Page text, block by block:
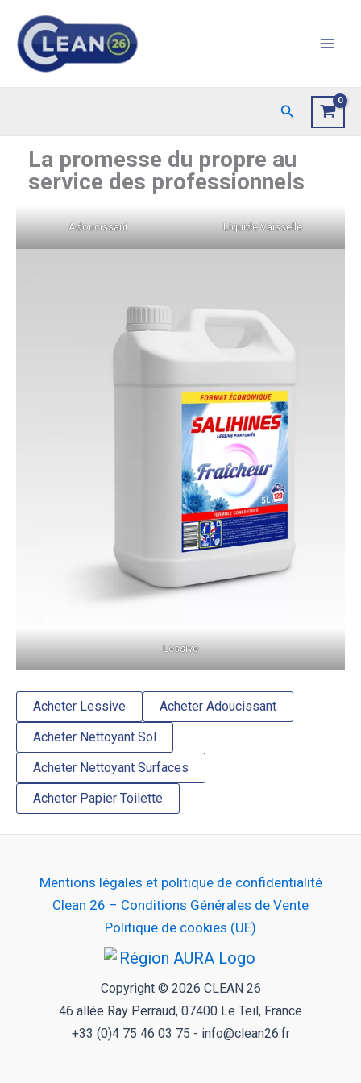
contenu
Rechercher
La promesse du propre au
service des professionnels
Adoucissant Liquide Vaisselle
Lessive
Acheter Lessive
Acheter Adoucissant
Acheter Nettoyant Sol
Acheter Nettoyant Surfaces
Acheter Papier Toilette
Mentions légales et politique de confidentialité
Clean 26 – Conditions Générales de Vente
Politique de cookies (UE)
Copyright © 2026 CLEAN 26
46 allée Ray Perraud, 07400 Le Teil, France
+33 (0)4 75 46 03 75 - info@clean26.fr